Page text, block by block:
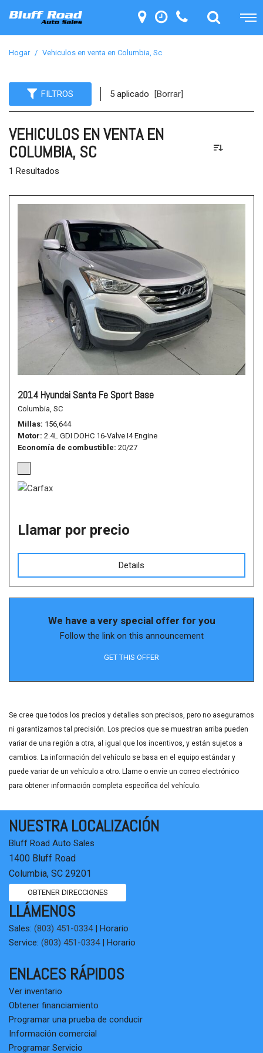
Hogar / Vehiculos en venta en Columbia, Sc
FILTROS 5 aplicado [Borrar]
VEHICULOS EN VENTA EN
COLUMBIA, SC
1 Resultados
2014 Hyundai Santa Fe Sport Base
Columbia, SC
Millas 156,644
Motor 2.4L GDI DOHC 16-Valve I4 Engine
Economía de combustible 20/27
Llamar por precio
Details
We have a very special offer for you
Follow the link on this announcement
GET THIS OFFER
Se cree que todos los precios y detalles son precisos, pero no aseguramos
ni garantizamos tal precisión. Los precios que se muestran arriba pueden
variar de una región a otra, al igual que los incentivos, y están sujetos a
cambios. La información del vehículo se basa en el equipo estándar y
puede variar de un vehículo a otro. Llame o envíe un correo electrónico
para obtener información completa específica del vehículo.
NUESTRA LOCALIZACIÓN
Bluff Road Auto Sales
1400 Bluff Road
Columbia, SC 29201
OBTENER DIRECCIONES
LLÁMENOS
Sales: (803) 451-0334| Horario
Service: (803) 451-0334| Horario
ENLACES RÁPIDOS
Ver inventario
Obtener financiamiento
Programar una prueba de conducir
Información comercial
Programar Servicio